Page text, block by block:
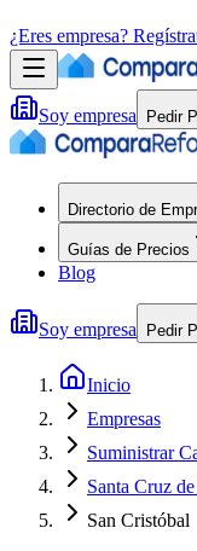
¿Eres empresa?
Soy empresa Pedir
Directorio de
Guías de Precios
Blog
Soy empresa Pedir
Inicio
Empresas
Suministrar
Santa Cruz
San Cristóbal